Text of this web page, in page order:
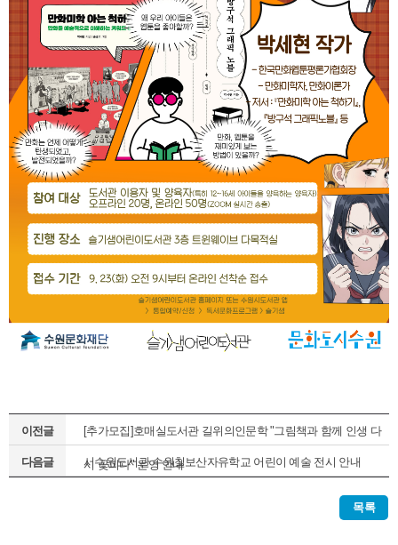
이전글 [추가모집]호매실도서관 길위의인문학 "그림책과 함께 인생 다
시 꽃피다" 운영 안내
다음글 서수원도서관 수원칠보산자유학교 어린이 예술 전시 안내
목록